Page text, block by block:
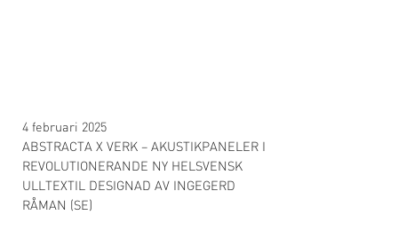
4 februari 2025
ABSTRACTA X VERK – AKUSTIKPANELER I
REVOLUTIONERANDE NY HELSVENSK
ULLTEXTIL DESIGNAD AV INGEGERD
RÅMAN (SE)